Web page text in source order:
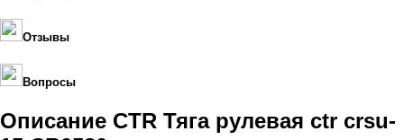
Отзывы
Вопросы
Описание CTR Тяга рулевая ctr crsu-